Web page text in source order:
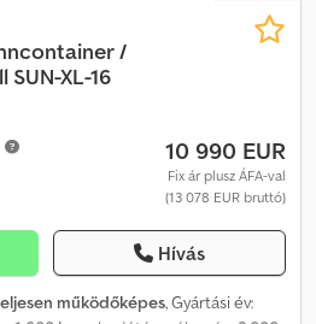
/
XL-16
10 990 EUR
Fix ár plusz ÁFA-val
(13 078 EUR bruttó)
Hívás
működőképes, Gyártási év: